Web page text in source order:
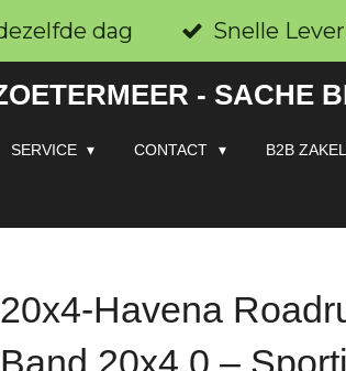
dag Snelle
- SACHE
SERVICE CONTACT B2B
20x4-Havena
Band 20x4.0 –